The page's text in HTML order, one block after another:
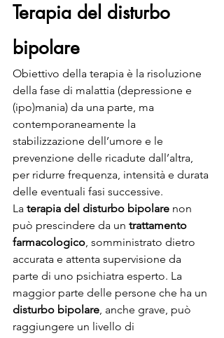
Terapia del disturbo
bipolare
Obiettivo della terapia è la risoluzione
della fase di malattia (depressione e
(ipo)mania) da una parte, ma
contemporaneamente la
stabilizzazione dell’umore e le
prevenzione delle ricadute dall’altra,
per ridurre frequenza, intensità e durata
delle eventuali fasi successive.
La terapia del disturbo bipolare non
può prescindere da un trattamento
farmacologico, somministrato dietro
accurata e attenta supervisione da
parte di uno psichiatra esperto. La
maggior parte delle persone che ha un
disturbo bipolare, anche grave, può
raggiungere un livello di